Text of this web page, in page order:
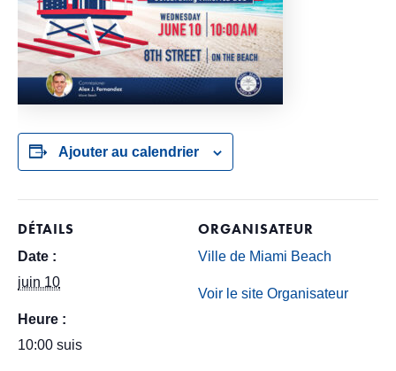
Ajouter au calendrier
DÉTAILS
Date :
juin 10
Heure :
10:00 suis
ORGANISATEUR
Ville de Miami Beach
Voir le site Organisateur